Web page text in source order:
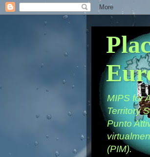
MIPS for
Territory
Punto
(PIM).